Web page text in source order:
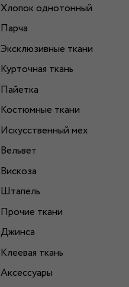
Хлопок однотонный
Парча
Эксклюзивные ткани
Курточная ткань
Пайетка
Костюмные ткани
Искусственный мех
Вельвет
Вискоза
Штапель
Прочие ткани
Джинса
Клеевая ткань
Аксессуары